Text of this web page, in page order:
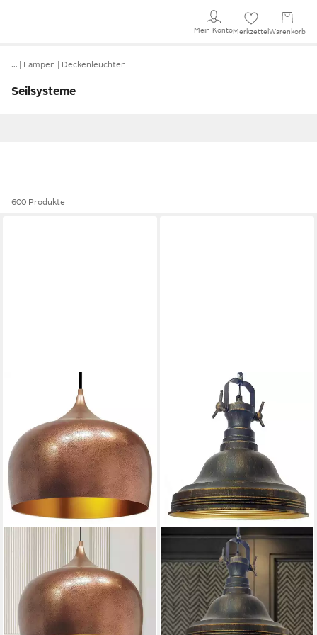
Mein KontoMerkzettel Warenkorb
… Lampen Deckenleuchten
Seilsysteme
600 Produkte